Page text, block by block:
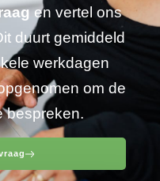
en vertel ons
duurt gemiddeld
werkdagen
om de
bespreken.